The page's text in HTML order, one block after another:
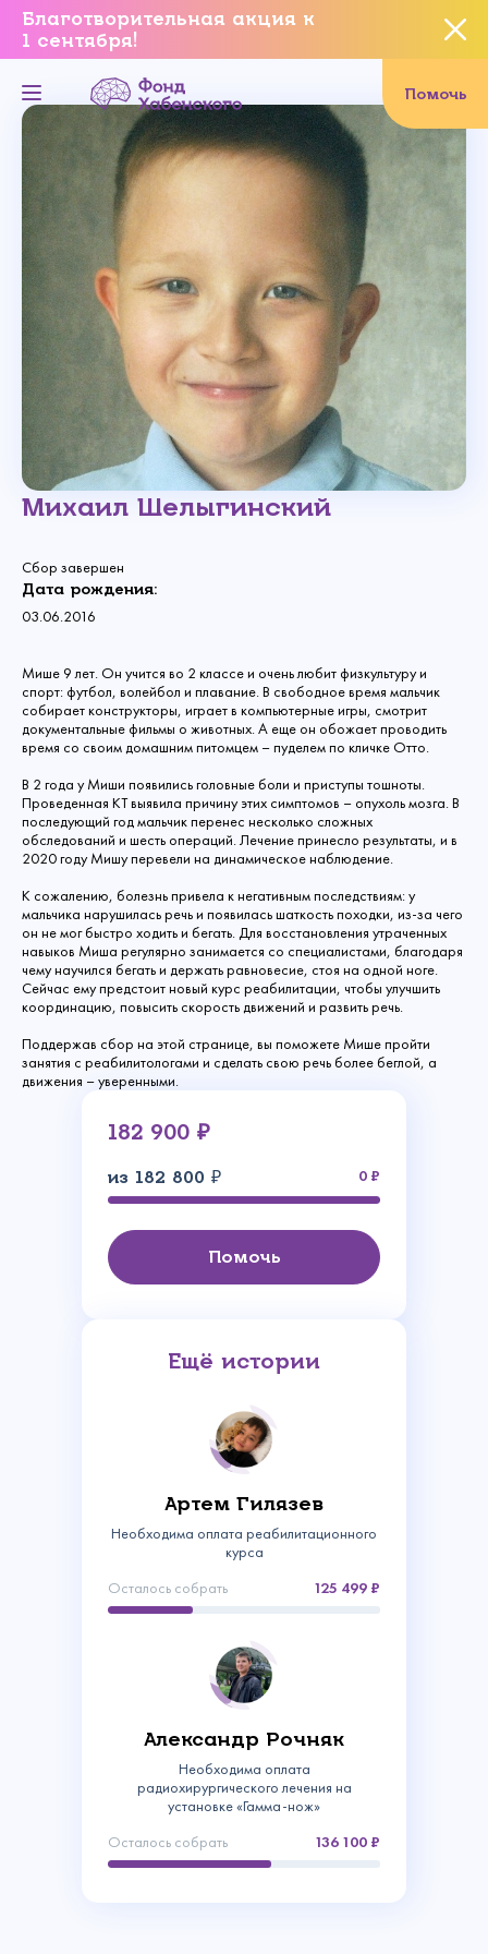
Благотворительная акция к
1 сентября!
Помочь
Михаил Шелыгинский
Сбор завершен
Дата рождения:
03.06.2016
Мише 9 лет. Он учится во 2 классе и очень любит физкультуру и
спорт: футбол, волейбол и плавание. В свободное время мальчик
собирает конструкторы, играет в компьютерные игры, смотрит
документальные фильмы о животных. А еще он обожает проводить
время со своим домашним питомцем – пуделем по кличке Отто.
В 2 года у Миши появились головные боли и приступы тошноты.
Проведенная КТ выявила причину этих симптомов – опухоль мозга. В
последующий год мальчик перенес несколько сложных
обследований и шесть операций. Лечение принесло результаты, и в
2020 году Мишу перевели на динамическое наблюдение.
К сожалению, болезнь привела к негативным последствиям: у
мальчика нарушилась речь и появилась шаткость походки, из-за чего
он не мог быстро ходить и бегать. Для восстановления утраченных
навыков Миша регулярно занимается со специалистами, благодаря
чему научился бегать и держать равновесие, стоя на одной ноге.
Сейчас ему предстоит новый курс реабилитации, чтобы улучшить
координацию, повысить скорость движений и развить речь.
Поддержав сбор на этой странице, вы поможете Мише пройти
занятия с реабилитологами и сделать свою речь более беглой, а
движения – уверенными.
182 900 ₽
из 182 800 ₽ 0
Помочь
Ещё истории
Артем Гилязев
Необходима оплата реабилитационного
курса
Осталось собрать
125 499
Александр Рочняк
Необходима оплата
радиохирургического лечения на
установке «Гамма-нож»
Осталось собрать
136 100
Спасибо!
Создать аккаунт
Войти
Связаться с
нами
Вы уверены, что хотите
завершить данное событие?
Нет, не хочу
Сделать пожертвование